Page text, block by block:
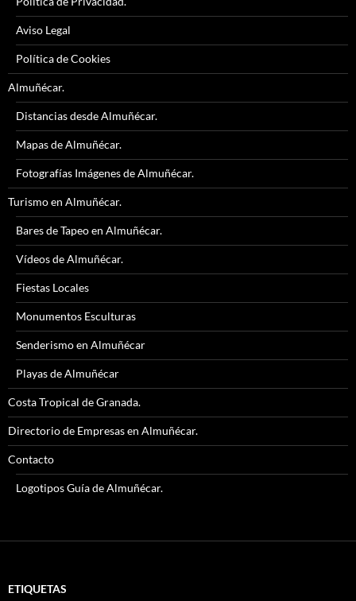
Aviso Legal
Política de Cookies
Almuñécar.
Distancias desde Almuñécar.
Mapas de Almuñécar.
Fotografías Imágenes de Almuñécar.
Turismo en Almuñécar.
Bares de Tapeo en Almuñécar.
Vídeos de Almuñécar.
Fiestas Locales
Monumentos Esculturas
Senderismo en Almuñécar
Playas de Almuñécar
Costa Tropical de Granada.
Directorio de Empresas en Almuñécar.
Contacto
Logotipos Guía de Almuñécar.
ETIQUETAS